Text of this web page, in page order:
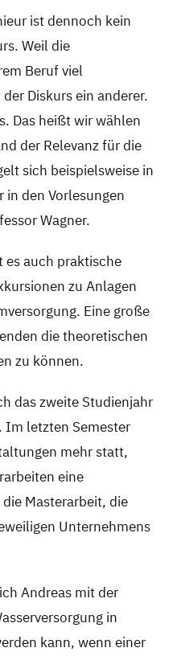
ist dennoch kein
Weil die
Beruf viel
Diskurs ein anderer.
Das heißt wir wählen
der Relevanz für die
sich beispielsweise in
in den Vorlesungen
Wagner.
es auch praktische
zu Anlagen
Eine große
die theoretischen
zu können.
das zweite Studienjahr
Im letzten Semester
mehr statt,
eine
Masterarbeit, die
Unternehmens
Andreas mit der
in
kann, wenn einer